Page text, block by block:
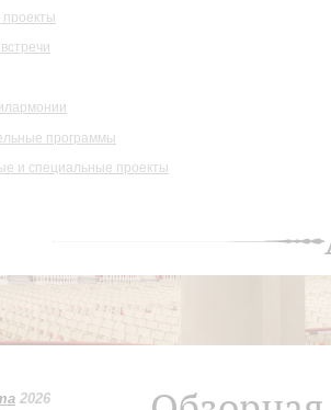
проекты
программы
и специальные проекты
2026